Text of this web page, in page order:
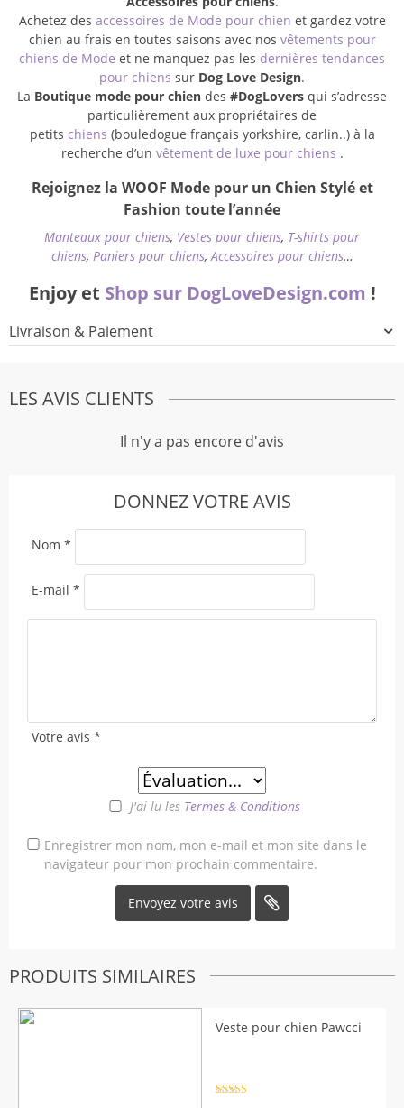
Achetez des accessoires de Mode pour chien et gardez votre
chien au frais en toutes saisons avec nos vêtements pour
chiens de Mode et ne manquez pas les dernières tendances
pour chiens sur Dog Love Design.
La Boutique mode pour chien des #DogLovers qui s’adresse
particulièrement aux propriétaires de
petits chiens (bouledogue français yorkshire, carlin..) à la
recherche d’un vêtement de luxe pour chiens .
Rejoignez la WOOF Mode pour un Chien Stylé et
Fashion toute l’année
Manteaux pour chiens, Vestes pour chiens, T-shirts pour
chiens, Paniers pour chiens,Accessoires pour chiens…
Enjoy et Shop sur DogLoveDesign.com !
Livraison & Paiement
LES AVIS CLIENTS
Il n'y a pas encore d'avis
DONNEZ VOTRE AVIS
Votre avis *
J'ai lu les Termes & Conditions
Nom *
E-mail *
Enregistrer mon nom, mon e-mail et mon site dans le
navigateur pour mon prochain commentaire.
PRODUITS SIMILAIRES
Veste pour chien Pawcci